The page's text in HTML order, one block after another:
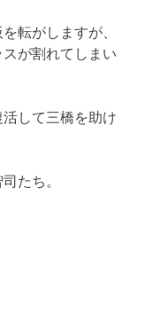
転がしますが、
が割れてしまい
して三橋を助け
たち。